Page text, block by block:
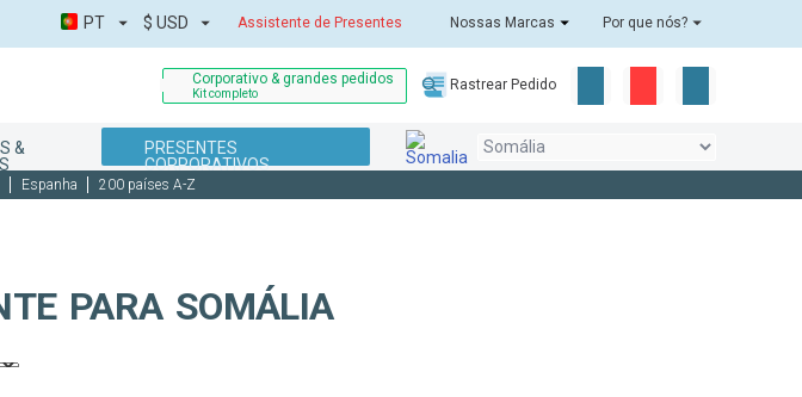
Assistente de Presentes Nossas Marcas Por que nós?
PT $ USD
Corporativo & grandes pedidos
Kit completo
Rastrear Pedido
&
PRESENTES
CORPORATIVOS
Espanha 200 países A-Z
PARA SOMÁLIA